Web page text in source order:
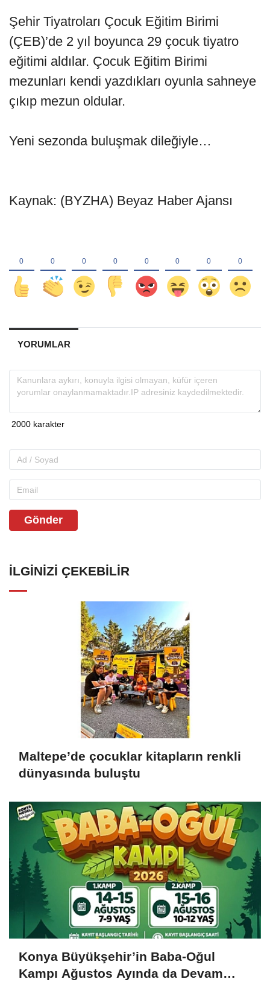
Şehir Tiyatroları Çocuk Eğitim Birimi
(ÇEB)’de 2 yıl boyunca 29 çocuk tiyatro
eğitimi aldılar. Çocuk Eğitim Birimi
mezunları kendi yazdıkları oyunla sahneye
çıkıp mezun oldular.
Yeni sezonda buluşmak dileğiyle…
Kaynak: (BYZHA) Beyaz Haber Ajansı
YORUMLAR
Gönder
İLGINIZI ÇEKEBILIR
Maltepe’de çocuklar kitapların renkli
dünyasında buluştu
Konya Büyükşehir’in Baba-Oğul
Kampı Ağustos Ayında da Devam